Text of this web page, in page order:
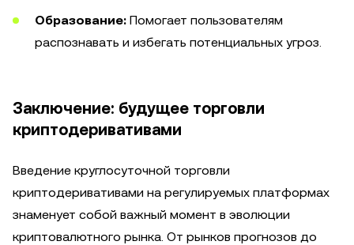
Образование: Помогает пользователям
распознавать и избегать потенциальных угроз.
Заключение: будущее торговли
криптодеривативами
Введение круглосуточной торговли
криптодеривативами на регулируемых платформах
знаменует собой важный момент в эволюции
криптовалютного рынка. От рынков прогнозов до